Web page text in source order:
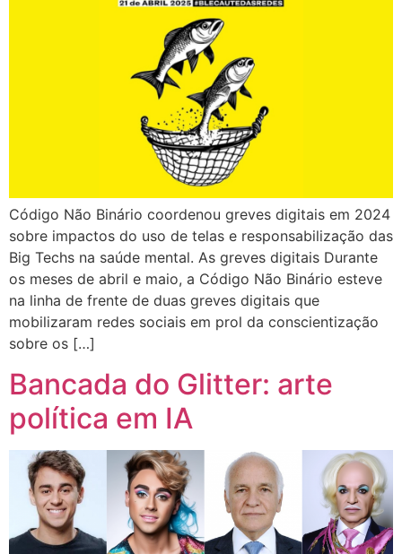
Código Não Binário coordenou greves digitais em 2024
sobre impactos do uso de telas e responsabilização das
Big Techs na saúde mental. As greves digitais Durante
os meses de abril e maio, a Código Não Binário esteve
na linha de frente de duas greves digitais que
mobilizaram redes sociais em prol da conscientização
sobre os […]
Bancada do Glitter: arte
política em IA